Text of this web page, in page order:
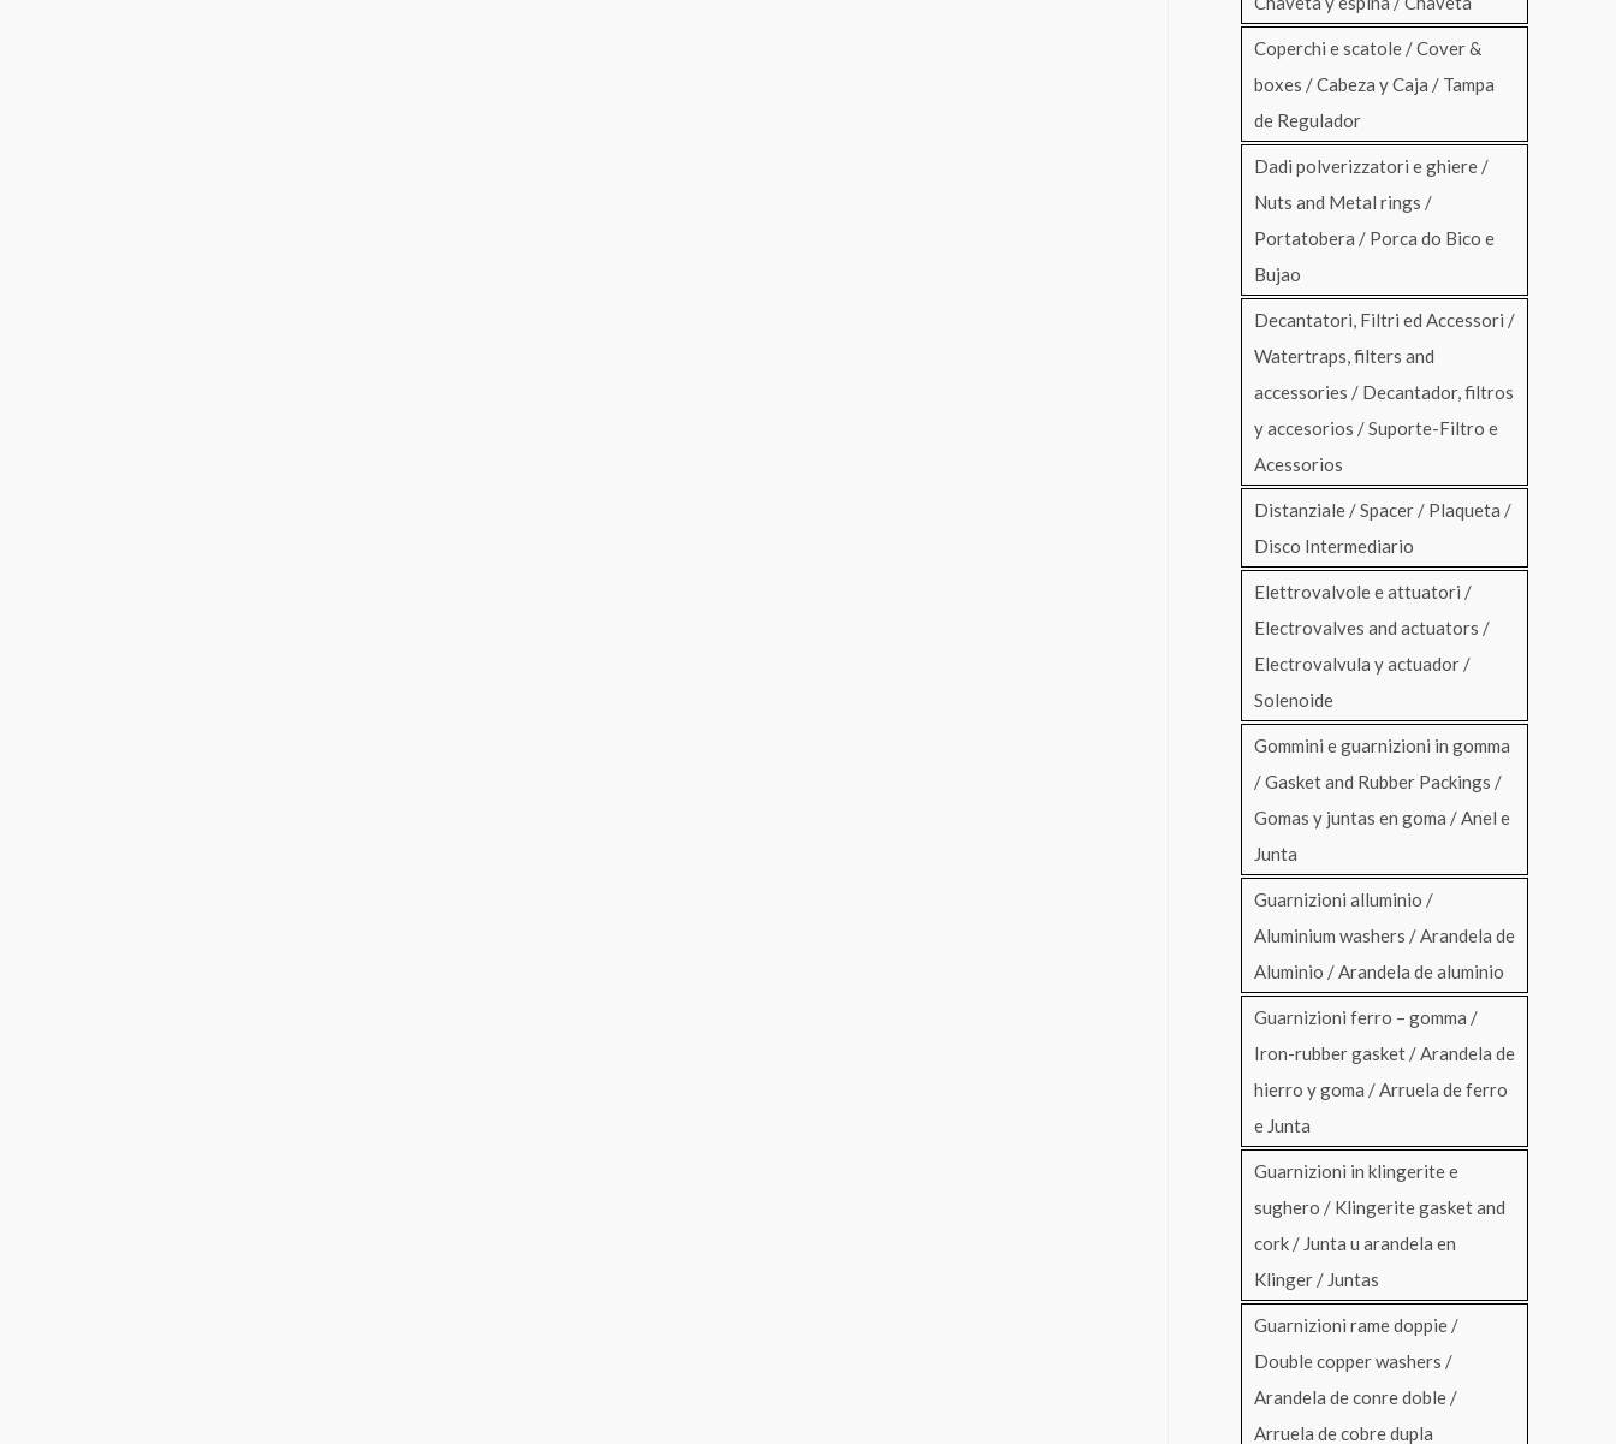
Coperchi e scatole / Cover &
boxes / Cabeza y Caja / Tampa
de Regulador
Dadi polverizzatori e ghiere /
Nuts and Metal rings /
Portatobera / Porca do Bico e
Bujao
Decantatori, Filtri ed Accessori /
Watertraps, filters and
accessories / Decantador, filtros
y accesorios / Suporte-Filtro e
Acessorios
Distanziale / Spacer / Plaqueta /
Disco Intermediario
Elettrovalvole e attuatori /
Electrovalves and actuators /
Electrovalvula y actuador /
Solenoide
Gommini e guarnizioni in gomma
/ Gasket and Rubber Packings /
Gomas y juntas en goma / Anel e
Junta
Guarnizioni alluminio /
Aluminium washers / Arandela de
Aluminio / Arandela de aluminio
Guarnizioni ferro – gomma /
Iron-rubber gasket / Arandela de
hierro y goma / Arruela de ferro
e Junta
Guarnizioni in klingerite e
sughero / Klingerite gasket and
cork / Junta u arandela en
Klinger / Juntas
Guarnizioni rame doppie /
Double copper washers /
Arandela de conre doble /
Arruela de cobre dupla